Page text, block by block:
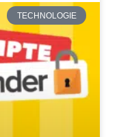
TECHNOLOGIE